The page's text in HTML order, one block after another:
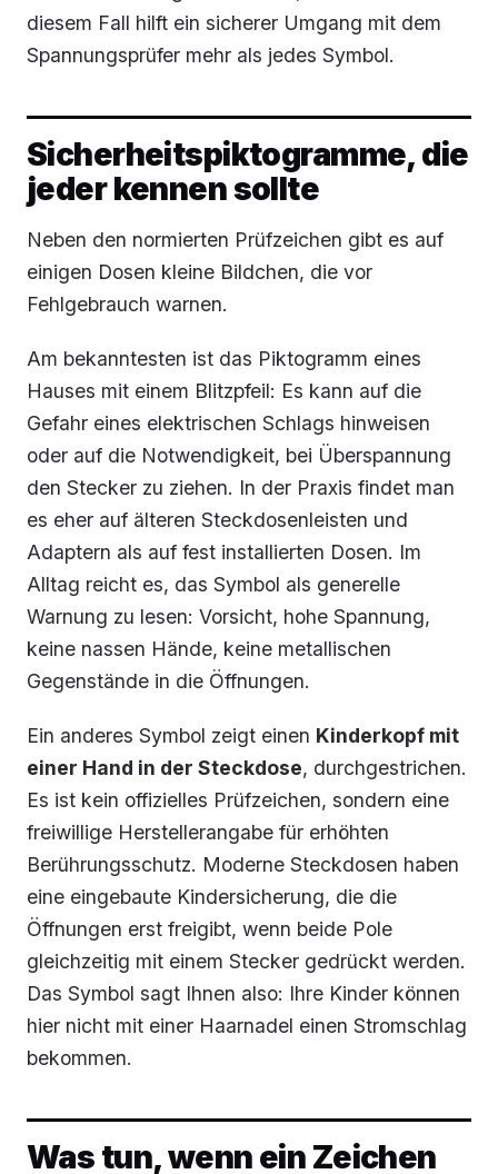
diesem Fall hilft ein sicherer Umgang mit dem
Spannungsprüfer mehr als jedes Symbol.
Sicherheitspiktogramme, die
jeder kennen sollte
Neben den normierten Prüfzeichen gibt es auf
einigen Dosen kleine Bildchen, die vor
Fehlgebrauch warnen.
Am bekanntesten ist das Piktogramm eines
Hauses mit einem Blitzpfeil: Es kann auf die
Gefahr eines elektrischen Schlags hinweisen
oder auf die Notwendigkeit, bei Überspannung
den Stecker zu ziehen. In der Praxis findet man
es eher auf älteren Steckdosenleisten und
Adaptern als auf fest installierten Dosen. Im
Alltag reicht es, das Symbol als generelle
Warnung zu lesen: Vorsicht, hohe Spannung,
keine nassen Hände, keine metallischen
Gegenstände in die Öffnungen.
Ein anderes Symbol zeigt einen Kinderkopf mit
einer Hand in der Steckdose, durchgestrichen.
Es ist kein offizielles Prüfzeichen, sondern eine
freiwillige Herstellerangabe für erhöhten
Berührungsschutz. Moderne Steckdosen haben
eine eingebaute Kindersicherung, die die
Öffnungen erst freigibt, wenn beide Pole
gleichzeitig mit einem Stecker gedrückt werden.
Das Symbol sagt Ihnen also: Ihre Kinder können
hier nicht mit einer Haarnadel einen Stromschlag
bekommen.
Was tun, wenn ein Zeichen